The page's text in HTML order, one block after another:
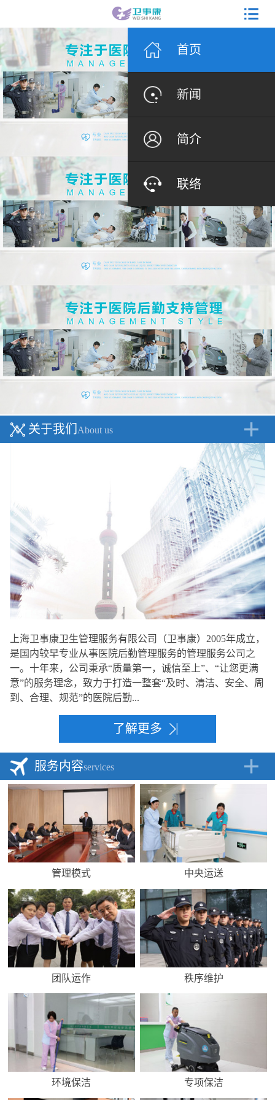
首页
新闻
简介
联络
关于我们 About us
上海卫事康卫生管理服务有限公司（卫事康）2005年成立，
是国内较早专业从事医院后勤管理服务的管理服务公司之
一。十年来，公司秉承“质量第一，诚信至上”、“让您更满
意”的服务理念，致力于打造一整套“及时、清洁、安全、周
到、合理、规范”的医院后勤...
了解更多
服务内容services
管理模式 中央运送
团队运作 秩序维护
环境保洁 专项保洁